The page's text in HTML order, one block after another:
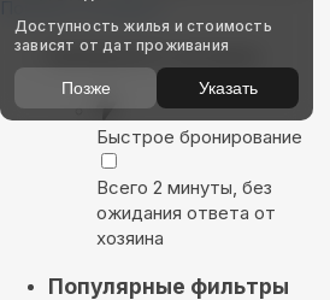
Показать на карте
Выбирайте лучшее
Быстрое бронирование
Всего 2 минуты, без
ожидания ответа от
хозяина
Популярные фильтры
Доступность жилья и стоимость
зависят от дат проживания
Позже Указать